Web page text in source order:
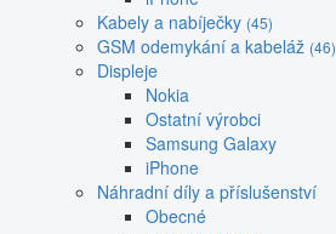
Kabely a nabíječky (45)
GSM odemykání a kabeláž (46)
Displeje
Nokia
Ostatní výrobci
Samsung Galaxy
iPhone
Náhradní díly a příslušenství
Obecné